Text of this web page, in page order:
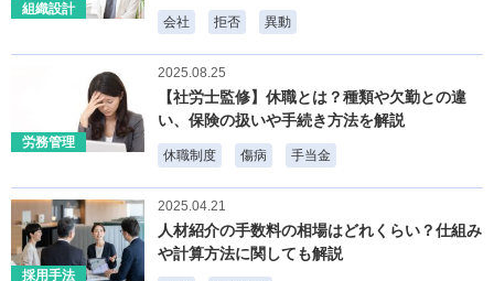
組織設計
会社 拒否 異動
労務管理
2025.08.25
【社労士監修】休職とは？種類や欠勤との違
い、保険の扱いや手続き方法を解説
休職制度 傷病 手当金
採用手法
2025.04.21
人材紹介の手数料の相場はどれくらい？仕組み
や計算方法に関しても解説